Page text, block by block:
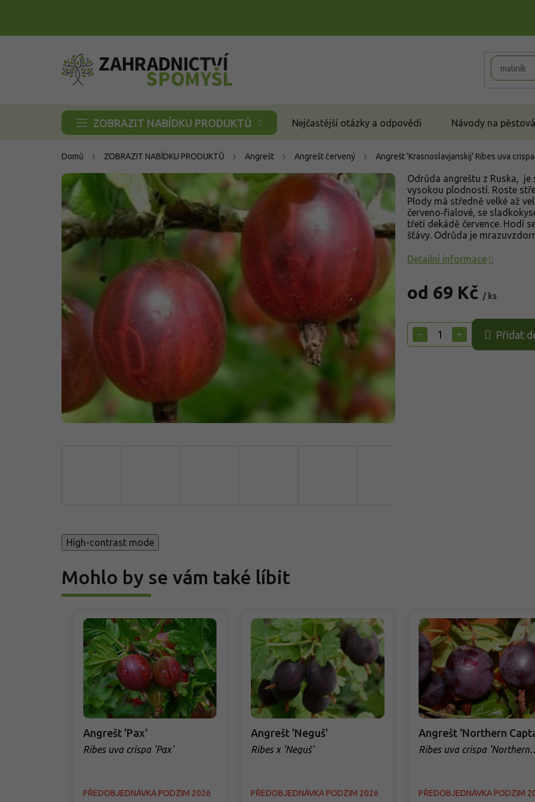
ZOBRAZIT NABÍDKU PRODUKTŮ Nejčastější otázky a odpovědi Návody na
Domů ZOBRAZIT NABÍDKU PRODUKTŮ Angrešt Angrešt červený Angrešt 'Krasnoslavjanskij' Ribes uva
od 69 Kč / ks
cena:
+
− Přidat
Odrůda angreštu z Ruska,
vysokou plodností. Roste
Plody má středně velké až
červeno‑fialové, se
třetí dekádě července. Hodí
šťávy. Odrůda je
Detailní informace
High-contrast mode
Mohlo by se vám také líbit
Angrešt 'Pax'
Ribes uva crispa 'Pax'
PŘEDOBJEDNÁVKA PODZIM 2026
Angrešt 'Neguš'
Ribes x 'Neguš'
PŘEDOBJEDNÁVKA PODZIM 2026
Angrešt 'Northern
Ribes uva crispa 'Northern
PŘEDOBJEDNÁVKA PODZIM